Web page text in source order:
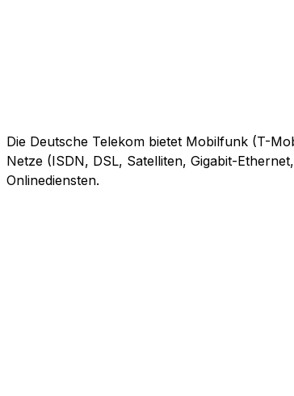
Die Deutsche Telekom bietet Mobilfunk (T-
Netze (ISDN, DSL, Satelliten, Gigabit-
Onlinediensten.